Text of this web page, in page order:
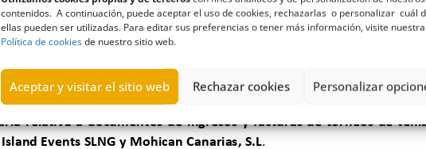
contenidos. A continuación, puede aceptar el uso de cookies, rechazarlas o personalizar cuál
ellas pueden ser utilizadas. Para editar sus preferencias o tener más información, visite nuestra
Política de cookiesde nuestro sitio web.
Aceptar y visitar el sitio web Rechazar cookies Personalizar